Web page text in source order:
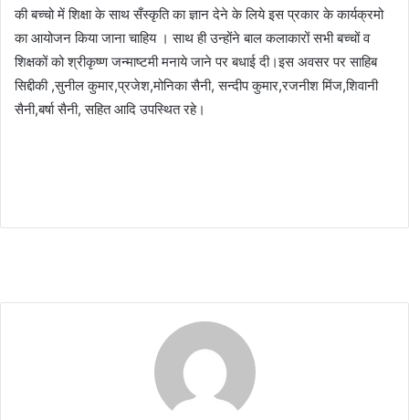
की बच्चो में शिक्षा के साथ सँस्कृति का ज्ञान देने के लिये इस प्रकार के कार्यक्रमो
का आयोजन किया जाना चाहिय । साथ ही उन्होंने बाल कलाकारों सभी बच्चों व
शिक्षकों को श्रीकृष्ण जन्माष्टमी मनाये जाने पर बधाई दी।इस अवसर पर साहिब
सिद्दीकी ,सुनील कुमार,प्रजेश,मोनिका सैनी, सन्दीप कुमार,रजनीश मिंज,शिवानी
सैनी,बर्षा सैनी, सहित आदि उपस्थित रहे।